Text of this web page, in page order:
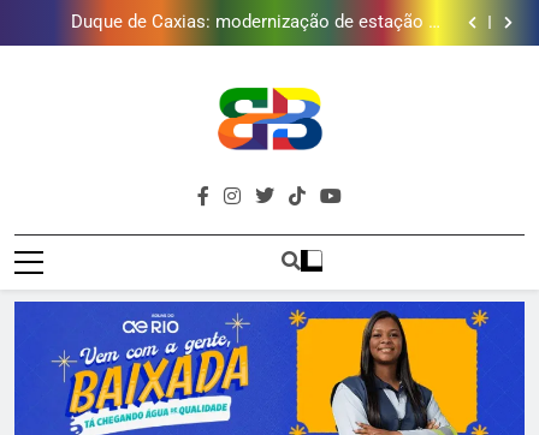
tratamento reforça abastecimento de água
Guanabara tem diversas opções de vinhos para
presentear o seu pai. Descubra como escolher o que
Gastro Samba reúne Nosso Sentimento e Gustavo
Golfe e fortalece projeto que atende 140 crianças
Duque de Caxias: modernização de estação de
tratamento reforça abastecimento de água
Guanabara tem diversas opções de vinhos para
presentear o seu pai. Descubra como escolher o que
mais combina com ele
Gastro Samba reúne Nosso Sentimento e Gustavo
Lins em Nova Iguaçu neste fim de semana
Brava
Baixada
Baixada Fluminense Em Destaque!